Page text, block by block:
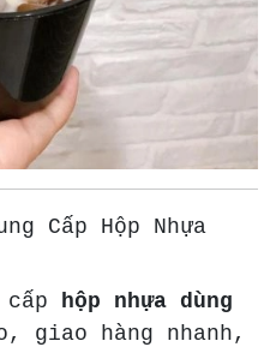
Cấp Hộp Nhựa
cấp hộp nhựa dùng
giao hàng nhanh,